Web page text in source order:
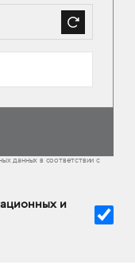
данных в соответствии с
и